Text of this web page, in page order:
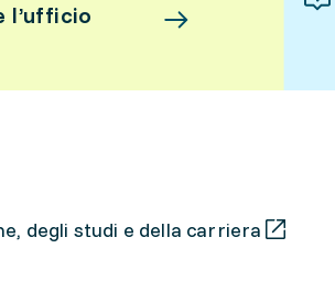
l’ufficio
degli studi e della carriera